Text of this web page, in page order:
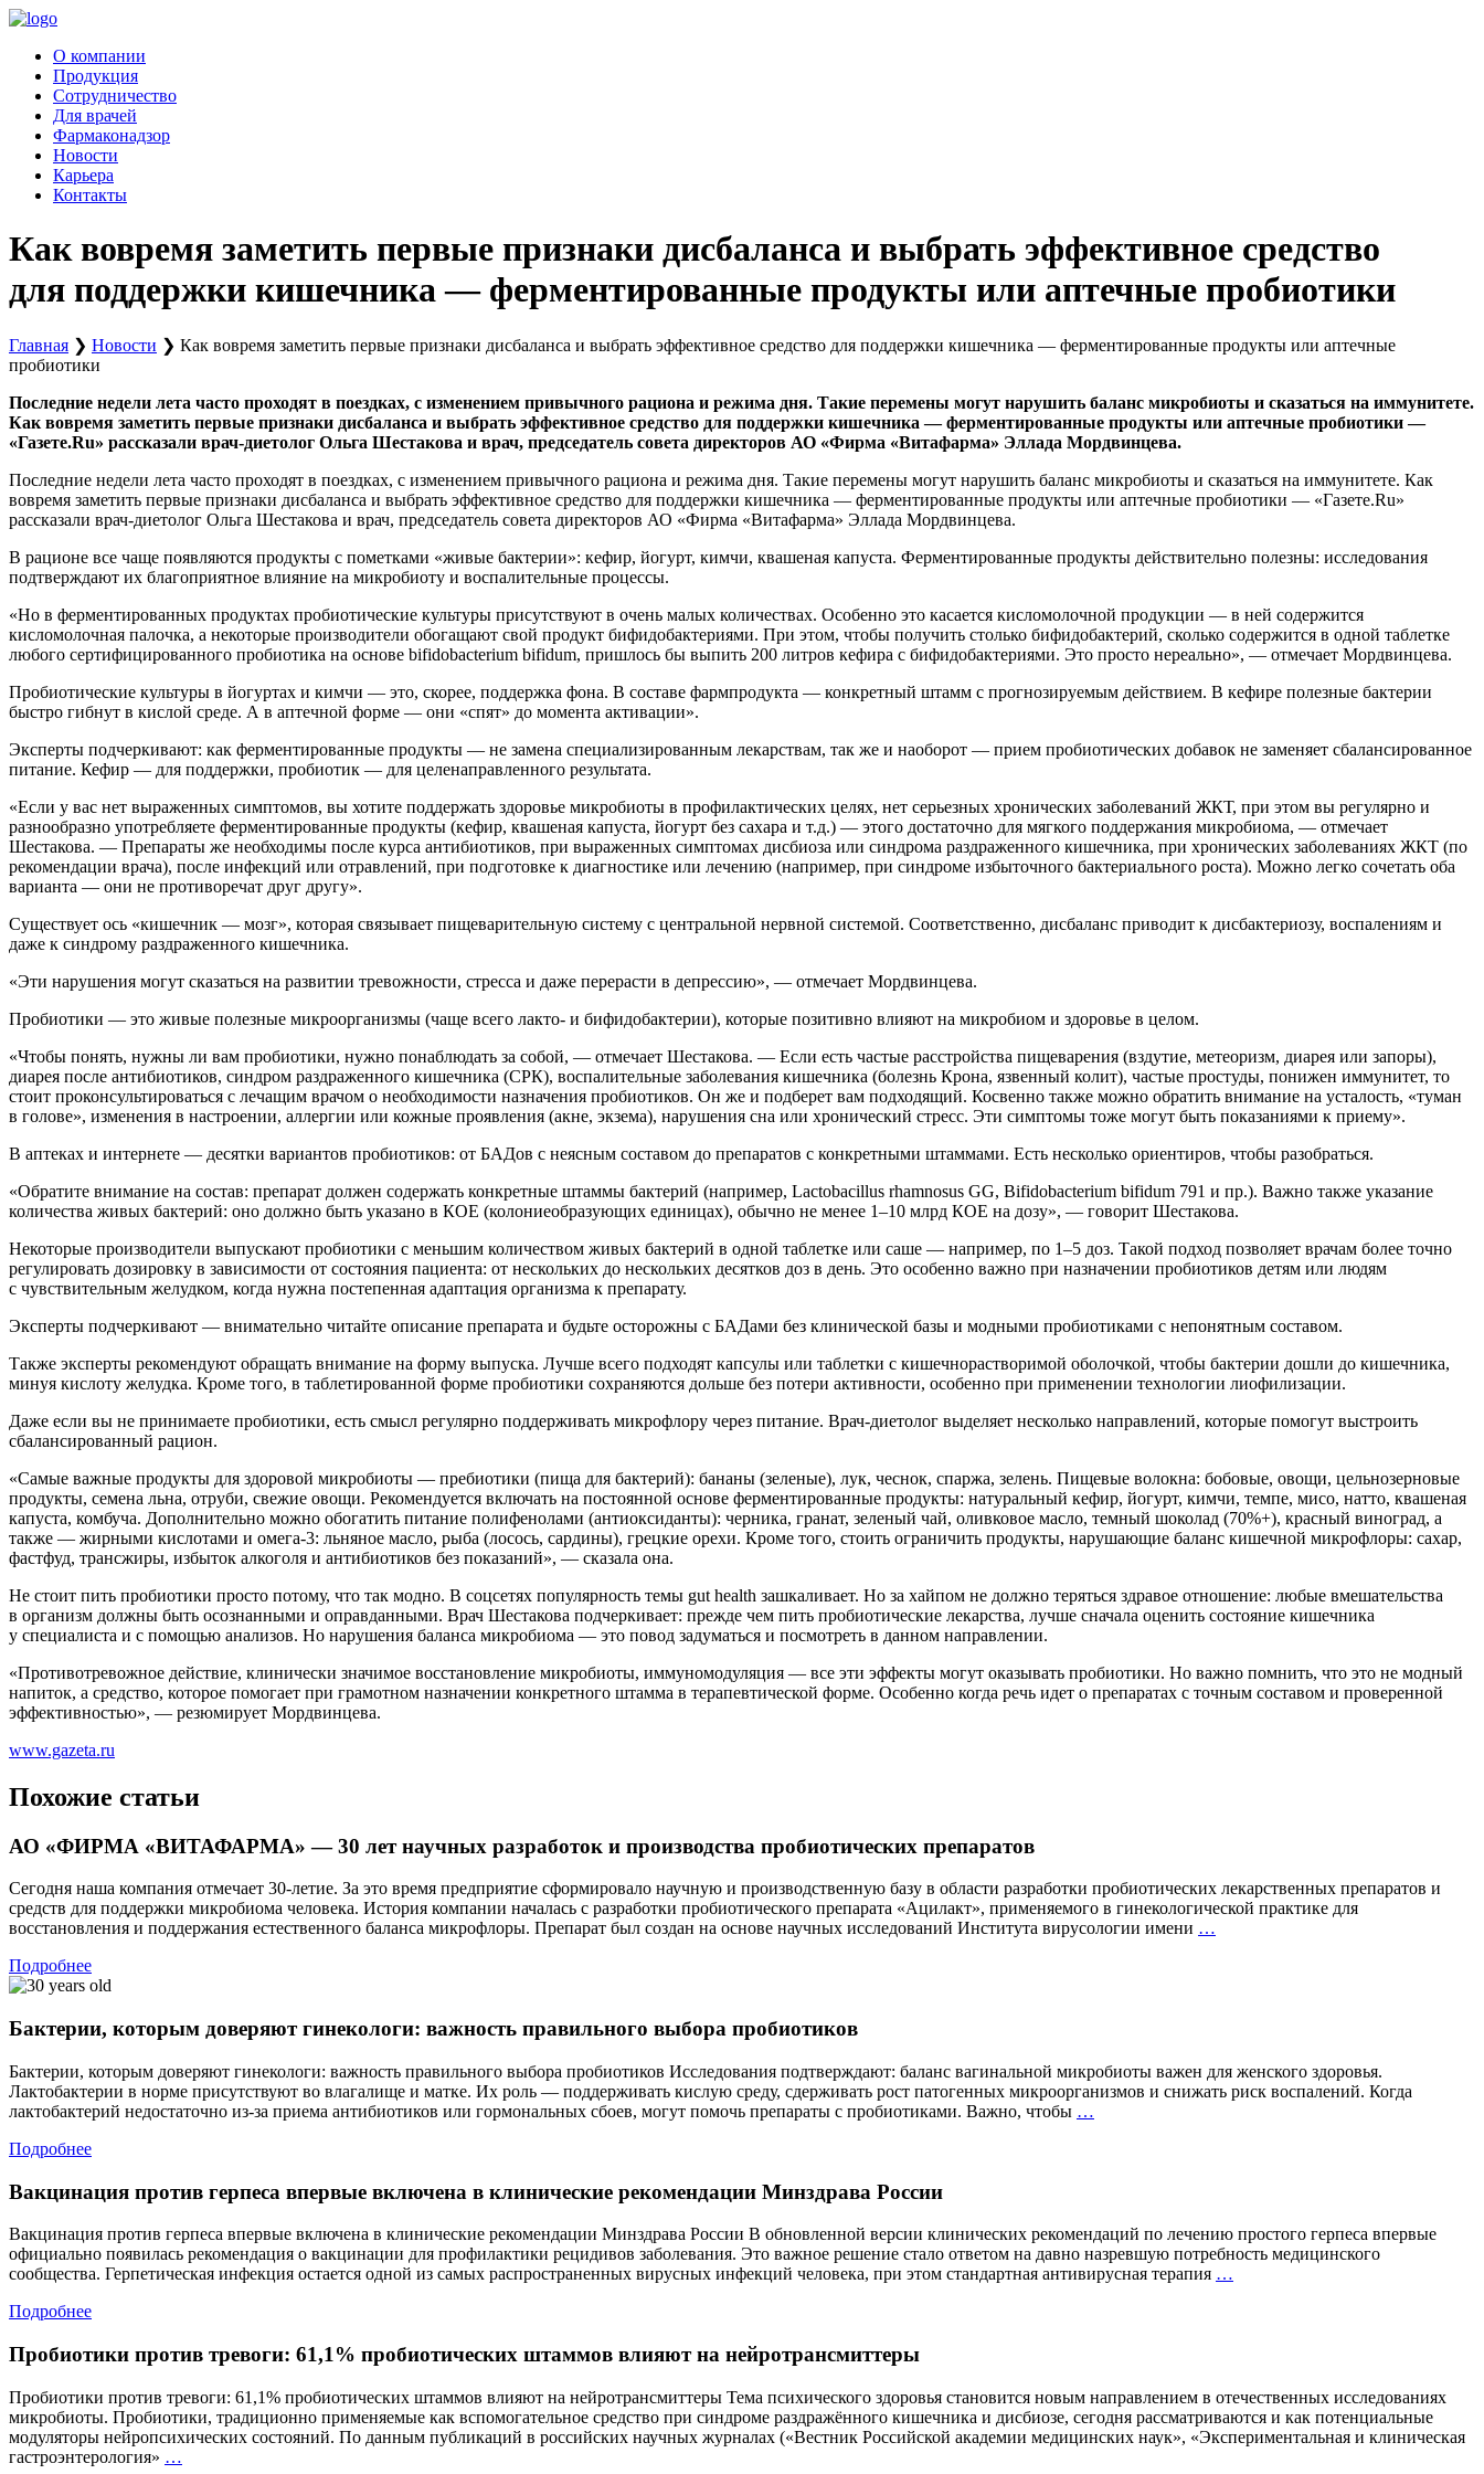
Перейти
содержимому
О компании
Продукция
Сотрудничество
Для врачей
Фармаконадзор
Новости
Карьера
Контакты
Как вовремя заметить первые признаки дисбаланса и выбрать эффективное средство
для поддержки кишечника — ферментированные продукты или аптечные пробиотики
Главная ❯ Новости ❯ Как вовремя заметить первые признаки дисбаланса и выбрать эффективное средство для поддержки кишечника — ферментированные продукты или аптечные
пробиотики
Последние недели лета часто проходят в поездках, с изменением привычного рациона и режима дня. Такие перемены могут нарушить баланс микробиоты и сказаться на иммунитете.
Как вовремя заметить первые признаки дисбаланса и выбрать эффективное средство для поддержки кишечника — ферментированные продукты или аптечные пробиотики —
«Газете.Ru» рассказали врач-диетолог Ольга Шестакова и врач, председатель совета директоров АО «Фирма «Витафарма» Эллада Мордвинцева.
Последние недели лета часто проходят в поездках, с изменением привычного рациона и режима дня. Такие перемены могут нарушить баланс микробиоты и сказаться на иммунитете. Как
вовремя заметить первые признаки дисбаланса и выбрать эффективное средство для поддержки кишечника — ферментированные продукты или аптечные пробиотики — «Газете.Ru»
рассказали врач-диетолог Ольга Шестакова и врач, председатель совета директоров АО «Фирма «Витафарма» Эллада Мордвинцева.
В рационе все чаще появляются продукты с пометками «живые бактерии»: кефир, йогурт, кимчи, квашеная капуста. Ферментированные продукты действительно полезны: исследования
подтверждают их благоприятное влияние на микробиоту и воспалительные процессы.
«Но в ферментированных продуктах пробиотические культуры присутствуют в очень малых количествах. Особенно это касается кисломолочной продукции — в ней содержится
кисломолочная палочка, а некоторые производители обогащают свой продукт бифидобактериями. При этом, чтобы получить столько бифидобактерий, сколько содержится в одной таблетке
любого сертифицированного пробиотика на основе bifidobacterium bifidum, пришлось бы выпить 200 литров кефира с бифидобактериями. Это просто нереально», — отмечает Мордвинцева.
Пробиотические культуры в йогуртах и кимчи — это, скорее, поддержка фона. В составе фармпродукта — конкретный штамм с прогнозируемым действием. В кефире полезные бактерии
быстро гибнут в кислой среде. А в аптечной форме — они «спят» до момента активации».
Эксперты подчеркивают: как ферментированные продукты — не замена специализированным лекарствам, так же и наоборот — прием пробиотических добавок не заменяет сбалансированное
питание. Кефир — для поддержки, пробиотик — для целенаправленного результата.
«Если у вас нет выраженных симптомов, вы хотите поддержать здоровье микробиоты в профилактических целях, нет серьезных хронических заболеваний ЖКТ, при этом вы регулярно и
разнообразно употребляете ферментированные продукты (кефир, квашеная капуста, йогурт без сахара и т.д.) — этого достаточно для мягкого поддержания микробиома, — отмечает
Шестакова. — Препараты же необходимы после курса антибиотиков, при выраженных симптомах дисбиоза или синдрома раздраженного кишечника, при хронических заболеваниях ЖКТ (по
рекомендации врача), после инфекций или отравлений, при подготовке к диагностике или лечению (например, при синдроме избыточного бактериального роста). Можно легко сочетать оба
варианта — они не противоречат друг другу».
Существует ось «кишечник — мозг», которая связывает пищеварительную систему с центральной нервной системой. Соответственно, дисбаланс приводит к дисбактериозу, воспалениям и
даже к синдрому раздраженного кишечника.
«Эти нарушения могут сказаться на развитии тревожности, стресса и даже перерасти в депрессию», — отмечает Мордвинцева.
Пробиотики — это живые полезные микроорганизмы (чаще всего лакто- и бифидобактерии), которые позитивно влияют на микробиом и здоровье в целом.
«Чтобы понять, нужны ли вам пробиотики, нужно понаблюдать за собой, — отмечает Шестакова. — Если есть частые расстройства пищеварения (вздутие, метеоризм, диарея или запоры),
диарея после антибиотиков, синдром раздраженного кишечника (СРК), воспалительные заболевания кишечника (болезнь Крона, язвенный колит), частые простуды, понижен иммунитет, то
стоит проконсультироваться с лечащим врачом о необходимости назначения пробиотиков. Он же и подберет вам подходящий. Косвенно также можно обратить внимание на усталость, «туман
в голове», изменения в настроении, аллергии или кожные проявления (акне, экзема), нарушения сна или хронический стресс. Эти симптомы тоже могут быть показаниями к приему».
В аптеках и интернете — десятки вариантов пробиотиков: от БАДов с неясным составом до препаратов с конкретными штаммами. Есть несколько ориентиров, чтобы разобраться.
«Обратите внимание на состав: препарат должен содержать конкретные штаммы бактерий (например, Lactobacillus rhamnosus GG, Bifidobacterium bifidum 791 и пр.). Важно также указание
количества живых бактерий: оно должно быть указано в КОЕ (колониеобразующих единицах), обычно не менее 1–10 млрд КОЕ на дозу», — говорит Шестакова.
Некоторые производители выпускают пробиотики с меньшим количеством живых бактерий в одной таблетке или саше — например, по 1–5 доз. Такой подход позволяет врачам более точно
регулировать дозировку в зависимости от состояния пациента: от нескольких до нескольких десятков доз в день. Это особенно важно при назначении пробиотиков детям или людям
с чувствительным желудком, когда нужна постепенная адаптация организма к препарату.
Эксперты подчеркивают — внимательно читайте описание препарата и будьте осторожны с БАДами без клинической базы и модными пробиотиками с непонятным составом.
Также эксперты рекомендуют обращать внимание на форму выпуска. Лучше всего подходят капсулы или таблетки с кишечнорастворимой оболочкой, чтобы бактерии дошли до кишечника,
минуя кислоту желудка. Кроме того, в таблетированной форме пробиотики сохраняются дольше без потери активности, особенно при применении технологии лиофилизации.
Даже если вы не принимаете пробиотики, есть смысл регулярно поддерживать микрофлору через питание. Врач-диетолог выделяет несколько направлений, которые помогут выстроить
сбалансированный рацион.
«Самые важные продукты для здоровой микробиоты — пребиотики (пища для бактерий): бананы (зеленые), лук, чеснок, спаржа, зелень. Пищевые волокна: бобовые, овощи, цельнозерновые
продукты, семена льна, отруби, свежие овощи. Рекомендуется включать на постоянной основе ферментированные продукты: натуральный кефир, йогурт, кимчи, темпе, мисо, натто, квашеная
капуста, комбуча. Дополнительно можно обогатить питание полифенолами (антиоксиданты): черника, гранат, зеленый чай, оливковое масло, темный шоколад (70%+), красный виноград, а
также — жирными кислотами и омега-3: льняное масло, рыба (лосось, сардины), грецкие орехи. Кроме того, стоить ограничить продукты, нарушающие баланс кишечной микрофлоры: сахар,
фастфуд, трансжиры, избыток алкоголя и антибиотиков без показаний», — сказала она.
Не стоит пить пробиотики просто потому, что так модно. В соцсетях популярность темы gut health зашкаливает. Но за хайпом не должно теряться здравое отношение: любые вмешательства
в организм должны быть осознанными и оправданными. Врач Шестакова подчеркивает: прежде чем пить пробиотические лекарства, лучше сначала оценить состояние кишечника
у специалиста и с помощью анализов. Но нарушения баланса микробиома — это повод задуматься и посмотреть в данном направлении.
«Противотревожное действие, клинически значимое восстановление микробиоты, иммуномодуляция — все эти эффекты могут оказывать пробиотики. Но важно помнить, что это не модный
напиток, а средство, которое помогает при грамотном назначении конкретного штамма в терапевтической форме. Особенно когда речь идет о препаратах с точным составом и проверенной
эффективностью», — резюмирует Мордвинцева.
www.gazeta.ru
Похожие статьи
АО «ФИРМА «ВИТАФАРМА» — 30 лет научных разработок и производства пробиотических препаратов
Сегодня наша компания отмечает 30-летие. За это время предприятие сформировало научную и производственную базу в области разработки пробиотических лекарственных препаратов и
средств для поддержки микробиома человека. История компании началась с разработки пробиотического препарата «Ацилакт», применяемого в гинекологической практике для
восстановления и поддержания естественного баланса микрофлоры. Препарат был создан на основе научных исследований Института вирусологии имени …
разработок
и
производства
Подробнее
Бактерии, которым доверяют гинекологи: важность правильного выбора пробиотиков
Бактерии, которым доверяют гинекологи: важность правильного выбора пробиотиков Исследования подтверждают: баланс вагинальной микробиоты важен для женского здоровья.
Лактобактерии в норме присутствуют во влагалище и матке. Их роль –– поддерживать кислую среду, сдерживать рост патогенных микроорганизмов и снижать риск воспалений. Когда
лактобактерий недостаточно из-за приема антибиотиков или гормональных сбоев, могут помочь препараты с пробиотиками. Важно, чтобы …
выбора
пробиотиков
Подробнее
Вакцинация против герпеса впервые включена в клинические рекомендации Минздрава России
Вакцинация против герпеса впервые включена в клинические рекомендации Минздрава России В обновленной версии клинических рекомендаций по лечению простого герпеса впервые
официально появилась рекомендация о вакцинации для профилактики рецидивов заболевания. Это важное решение стало ответом на давно назревшую потребность медицинского
сообщества. Герпетическая инфекция остается одной из самых распространенных вирусных инфекций человека, при этом стандартная антивирусная терапия …
клинические
рекомендации
Минздрава
России
Подробнее
Пробиотики против тревоги: 61,1% пробиотических штаммов влияют на нейротрансмиттеры
Пробиотики против тревоги: 61,1% пробиотических штаммов влияют на нейротрансмиттеры Тема психического здоровья становится новым направлением в отечественных исследованиях
микробиоты. Пробиотики, традиционно применяемые как вспомогательное средство при синдроме раздражённого кишечника и дисбиозе, сегодня рассматриваются и как потенциальные
модуляторы нейропсихических состояний. По данным публикаций в российских научных журналах («Вестник Российской академии медицинских наук», «Экспериментальная и клиническая
гастроэнтерология» …